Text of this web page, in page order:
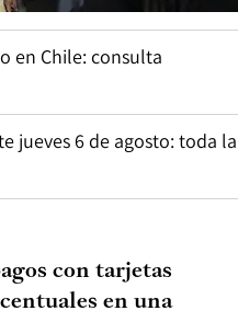
en Chile: consulta
jueves 6 de agosto: toda la
con tarjetas
en una